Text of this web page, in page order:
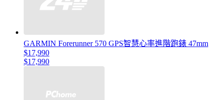
GARMIN Forerunner 570 GPS智慧心率進階跑錶 47mm
$17,990
$17,990